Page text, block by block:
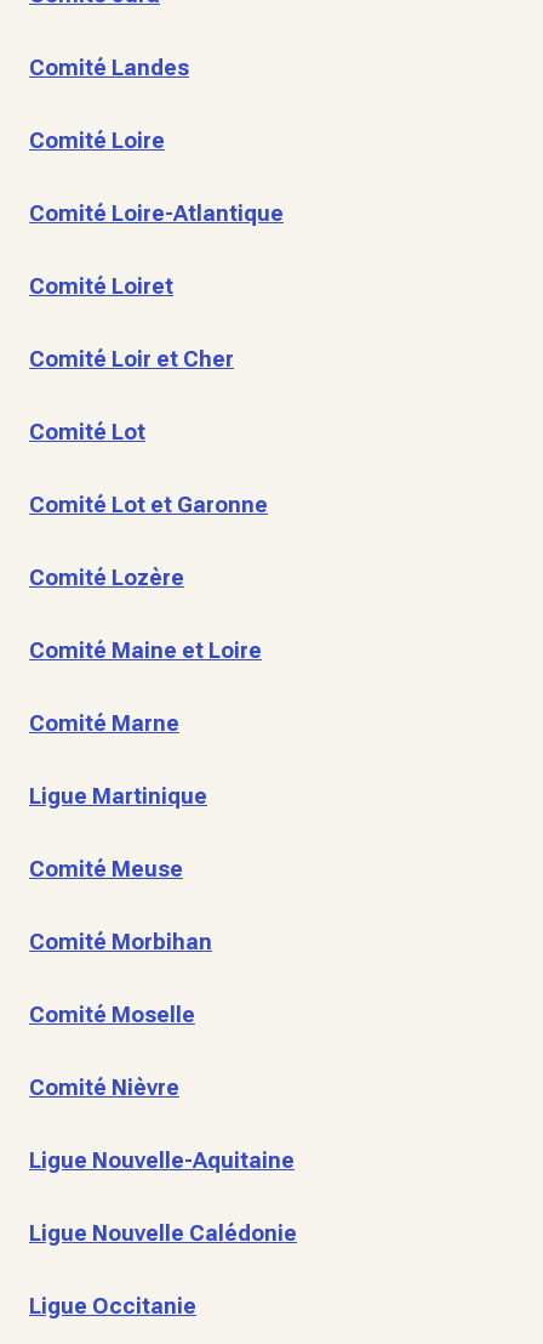
Comité Landes
Comité Loire
Comité Loire-Atlantique
Comité Loiret
Comité Loir et Cher
Comité Lot
Comité Lot et Garonne
Comité Lozère
Comité Maine et Loire
Comité Marne
Ligue Martinique
Comité Meuse
Comité Morbihan
Comité Moselle
Comité Nièvre
Ligue Nouvelle-Aquitaine
Ligue Nouvelle Calédonie
Ligue Occitanie